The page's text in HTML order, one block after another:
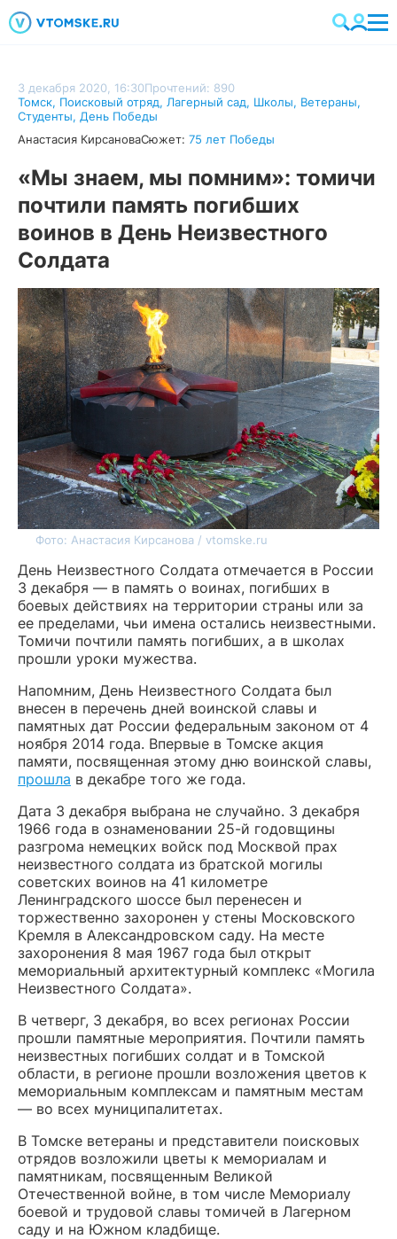
3 декабря 2020, 16:30Прочтений: 890
Томск, Поисковый отряд, Лагерный сад, Школы, Ветераны,
Студенты, День Победы
Анастасия КирсановаСюжет: 75 лет Победы
«Мы знаем, мы помним»: томичи
почтили память погибших
воинов в День Неизвестного
Солдата
Фото: Анастасия Кирсанова / vtomske.ru
День Неизвестного Солдата отмечается в России
3 декабря — в память о воинах, погибших в
боевых действиях на территории страны или за
ее пределами, чьи имена остались неизвестными.
Томичи почтили память погибших, а в школах
прошли уроки мужества.
Напомним, День Неизвестного Солдата был
внесен в перечень дней воинской славы и
памятных дат России федеральным законом от 4
ноября 2014 года. Впервые в Томске акция
памяти, посвященная этому дню воинской славы,
прошла в декабре того же года.
Дата 3 декабря выбрана не случайно. 3 декабря
1966 года в ознаменовании 25-й годовщины
разгрома немецких войск под Москвой прах
неизвестного солдата из братской могилы
советских воинов на 41 километре
Ленинградского шоссе был перенесен и
торжественно захоронен у стены Московского
Кремля в Александровском саду. На месте
захоронения 8 мая 1967 года был открыт
мемориальный архитектурный комплекс «Могила
Неизвестного Солдата».
В четверг, 3 декабря, во всех регионах России
прошли памятные мероприятия. Почтили память
неизвестных погибших солдат и в Томской
области, в регионе прошли возложения цветов к
мемориальным комплексам и памятным местам
— во всех муниципалитетах.
В Томске ветераны и представители поисковых
отрядов возложили цветы к мемориалам и
памятникам, посвященным Великой
Отечественной войне, в том числе Мемориалу
боевой и трудовой славы томичей в Лагерном
саду и на Южном кладбище.